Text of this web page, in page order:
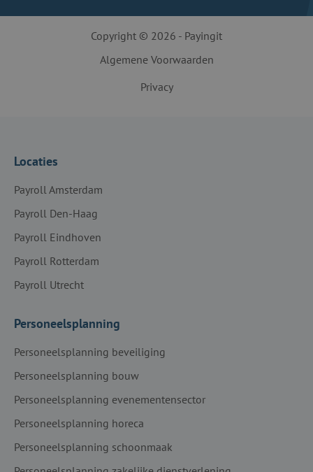
Copyright © 2026 - Payingit
Algemene Voorwaarden
Privacy
Locaties
Payroll Amsterdam
Payroll Den-Haag
Payroll Eindhoven
Payroll Rotterdam
Payroll Utrecht
Personeelsplanning
Personeelsplanning beveiliging
Personeelsplanning bouw
Personeelsplanning evenementensector
Personeelsplanning horeca
Personeelsplanning schoonmaak